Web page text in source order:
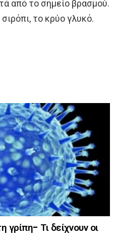
από το σημείο βρασμού.
το κρύο γλυκό.
γρίπη- Τι δείχνουν οι